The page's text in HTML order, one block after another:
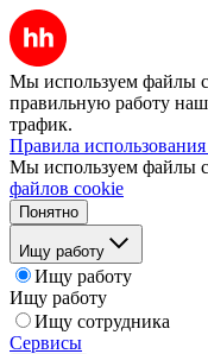
Мы используем файлы
правильную работу
трафик.
Правила
Мы используем файлы
файлов cookie
Понятно
Ищу работу
Ищу работу
Ищу работу
Ищу сотрудника
Сервисы